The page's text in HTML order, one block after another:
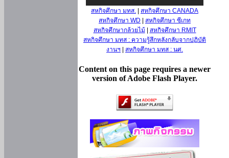
สหกิจศึกษา มทส.
สหกิจศึกษา CANADA
สหกิจศึกษา WD
สหกิจศึกษา ซีเกท
สหกิจศึกษากล้วยไม้
สหกิจศึกษา RMIT
สหกิจศึกษา มทส : ความรู้สึกหลังกลับจากปฏิบัติ
งานฯ
สหกิจศึกษา มทส : นศ.
Content on this page requires a newer
version of Adobe Flash Player.